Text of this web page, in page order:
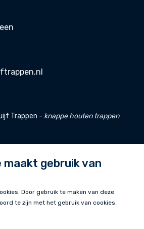
Trappen - knappehouten trappen
maakt gebruik van
Door gebruik te maken van deze
te zijn met het gebruik van cookies.